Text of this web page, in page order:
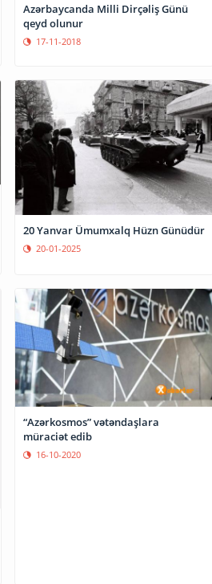
Azərbaycanda Milli Dirçəliş Günü
qeyd olunur
17-11-2018
20 Yanvar Ümumxalq Hüzn Günüdür
20-01-2025
“Azərkosmos” vətəndaşlara
müraciət edib
16-10-2020